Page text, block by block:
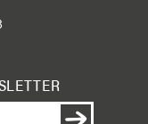
Abonare